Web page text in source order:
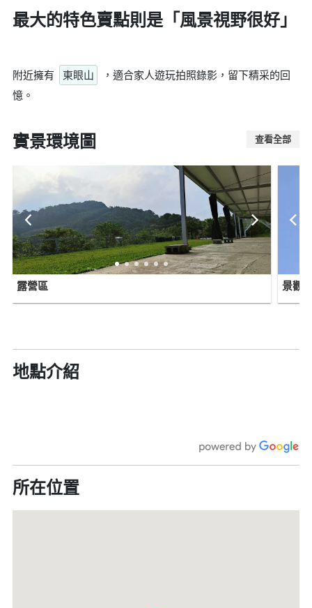
最大的特色賣點則是「風景視野很好」
附近擁有 東眼山
，適合家人遊玩拍照錄影，留下精采的回
憶。
實景環境圖 查看全部
露營區 景觀
地點介紹
所在位置